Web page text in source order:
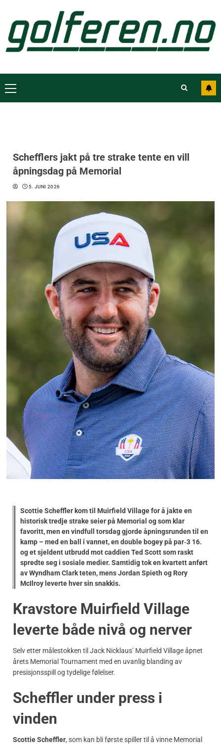
Schefflers jakt på tre strake tente en vill
åpningsdag på Memorial
5. JUNI 2026
Scottie Scheffler kom til Muirfield Village for å jakte en
historisk tredje strake seier på Memorial og som klar
favoritt, men en vindfull torsdag gjorde åpningsrunden til en
kamp – med en ball i vannet, en double bogeypå par‑3 16.
og et sjeldent utbrudd mot caddien Ted Scott som raskt
spredte seg i sosiale medier. Samtidig tok en kvartett anført
av Wyndham Clark teten, mens Jordan Spieth og Rory
McIlroy leverte hver sin snakkis.
Kravstore Muirfield Village
leverte både nivå og nerver
Selv etter målestokken til Jack Nicklaus’ Muirfield Village åpnet
årets Memorial Tournament med en uvanlig blanding av
presisjonsspill og tydelige følelser.
Scheffler under press i
vinden
Scottie Scheffler, som kan bli første spiller til å vinne Memorial